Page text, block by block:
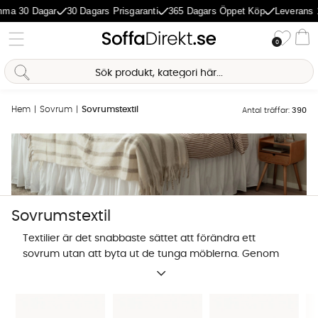
Dagar 30 Dagars Prisgaranti 365 Dagars Öppet Köp Leverans 1-5
0
Hem Sovrum Sovrumstextil Antal träffar: 390
Sovrumstextil
Textilier är det snabbaste sättet att förändra ett
sovrum utan att byta ut de tunga möblerna. Genom
att kombinera svalt linne med mjuk bomull skapar du